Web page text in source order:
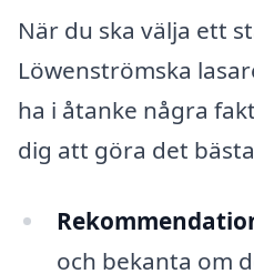
När du ska välja ett
Löwenströmska
ha i åtanke några
dig att göra det
och bekanta om